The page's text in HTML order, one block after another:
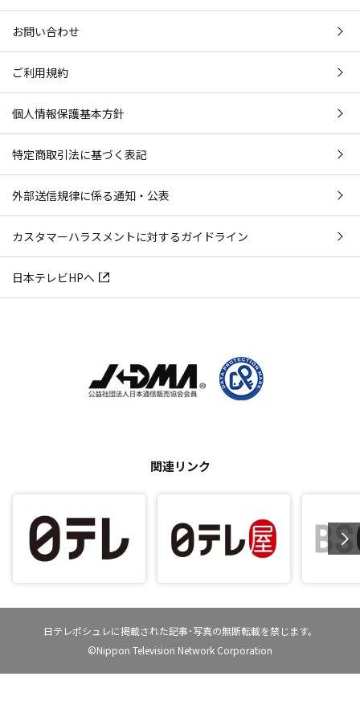
お問い合わせ
ご利用規約
個人情報保護基本方針
特定商取引法に基づく表記
外部送信規律に係る通知・公表
カスタマーハラスメントに対するガイドライン
日本テレビHPへ
関連リンク
日テレポシュレに掲載された記事･写真の無断転載を禁じます。
©Nippon Television Network Corporation